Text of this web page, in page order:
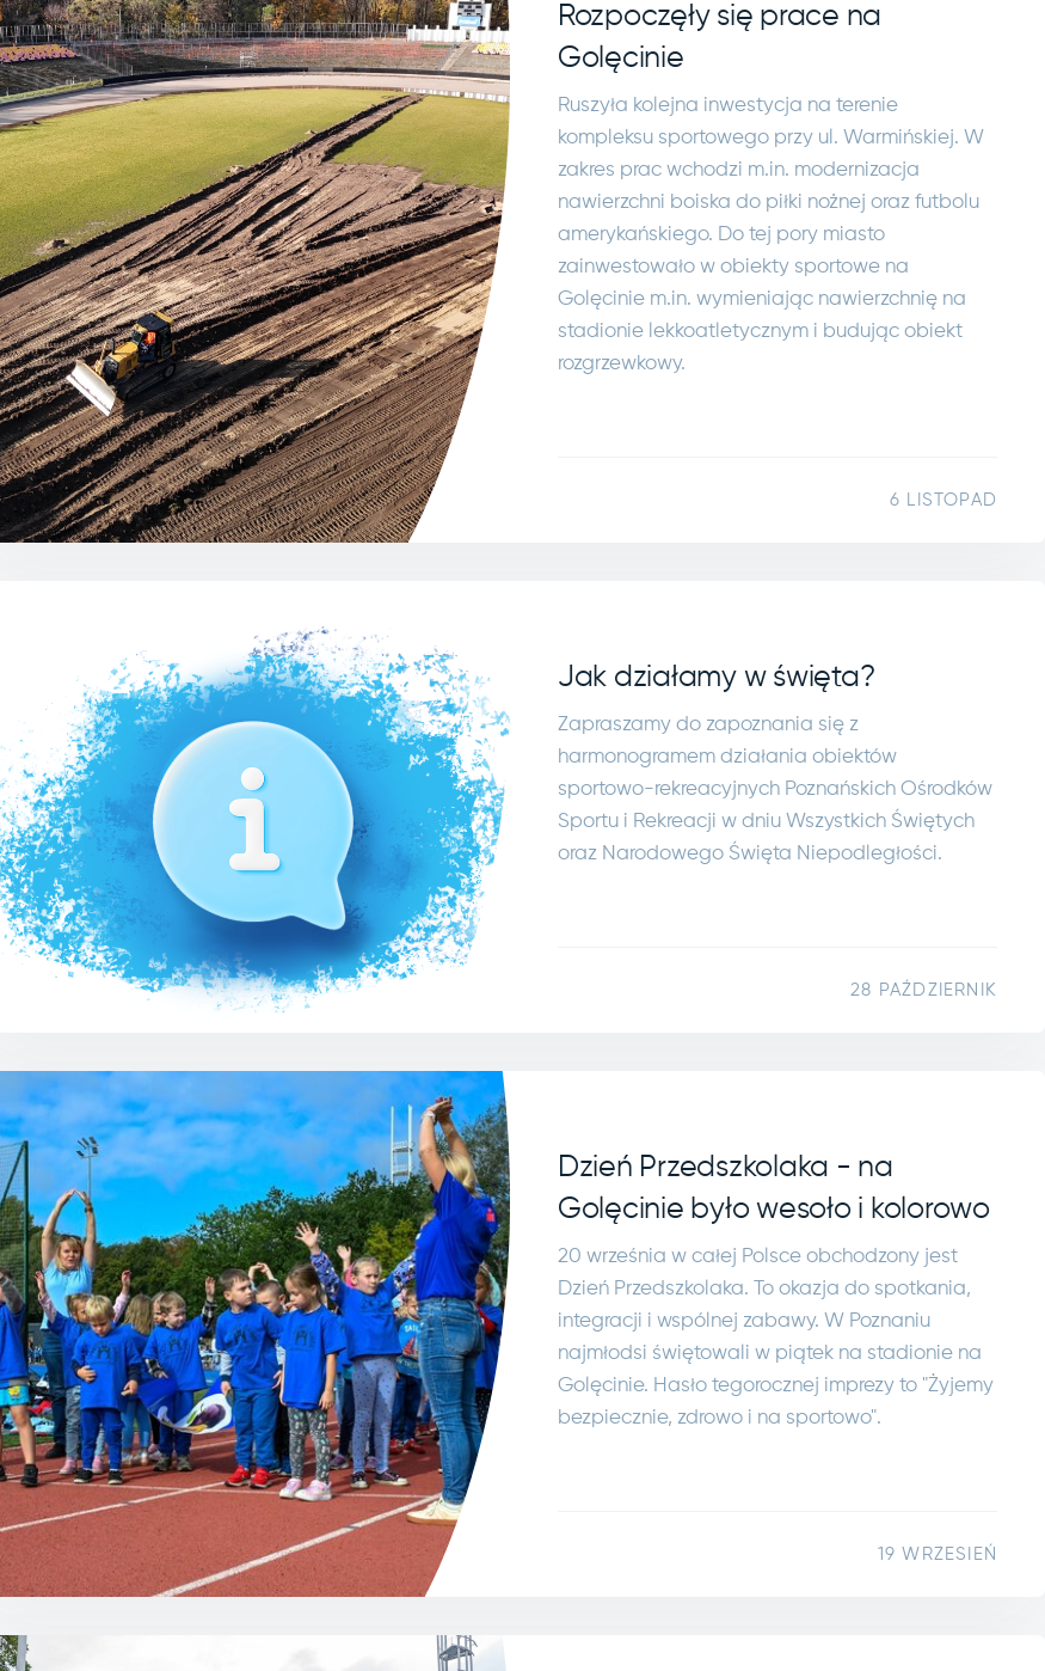
Rozpoczęły się prace na
Golęcinie
Ruszyła kolejna inwestycja na terenie
kompleksu sportowego przy ul. Warmińskiej. W
zakres prac wchodzi m.in. modernizacja
nawierzchni boiska do piłki nożnej oraz futbolu
amerykańskiego. Do tej pory miasto
zainwestowało w obiekty sportowe na
Golęcinie m.in. wymieniając nawierzchnię na
stadionie lekkoatletycznym i budując obiekt
rozgrzewkowy.
6 LISTOPAD
Jak działamy w święta?
Zapraszamy do zapoznania się z
harmonogramem działania obiektów
sportowo-rekreacyjnych Poznańskich Ośrodków
Sportu i Rekreacji w dniu Wszystkich Świętych
oraz Narodowego Święta Niepodległości.
28 PAŹDZIERNIK
Dzień Przedszkolaka - na
Golęcinie było wesoło i kolorowo
20 września w całej Polsce obchodzony jest
Dzień Przedszkolaka. To okazja do spotkania,
integracji i wspólnej zabawy. W Poznaniu
najmłodsi świętowali w piątek na stadionie na
Golęcinie. Hasło tegorocznej imprezy to "Żyjemy
bezpiecznie, zdrowo i na sportowo".
19 WRZESIEŃ